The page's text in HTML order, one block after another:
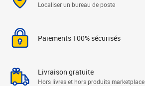
Localiser un bureau de poste
Paiements 100% sécurisés
Livraison gratuite
Hors livres et hors produits marketplace